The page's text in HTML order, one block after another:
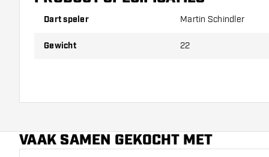
Dart speler Martin Schindler
Gewicht 22
VAAK SAMEN GEKOCHT MET